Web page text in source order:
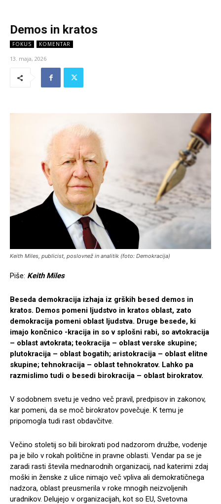
Demos in kratos
FOKUS KOMENTAR
13. maja, 2026
Keith Miles, publicist, poslovnež in analitik (foto: Demokracija)
Piše: Keith Miles
Beseda demokracija izhaja iz grških besed demos in
kratos. Demos pomeni ljudstvo in kratos oblast, zato
demokracija pomeni oblast ljudstva. Druge besede, ki
imajo končnico -kracija in so v splošni rabi, so avtokracija
– oblast avtokrata; teokracija – oblast verske skupine;
plutokracija – oblast bogatih; aristokracija – oblast elitne
skupine; tehnokracija – oblast tehnokratov. Lahko pa
razmislimo tudi o besedi birokracija – oblast birokratov.
V sodobnem svetu je vedno več pravil, predpisov in zakonov,
kar pomeni, da se moč birokratov povečuje. K temu je
pripomogla tudi rast obdavčitve.
Večino stoletij so bili birokrati pod nadzorom družbe, vodenje
pa je bilo v rokah politične in pravne oblasti. Vendar pa se je
zaradi rasti števila mednarodnih organizacij, nad katerimi zdaj
moški in ženske z ulice nimajo več vpliva ali demokratičnega
nadzora, oblast preusmerila v roke mnogih neizvoljenih
uradnikov. Delujejo v organizacijah, kot so EU, Svetovna